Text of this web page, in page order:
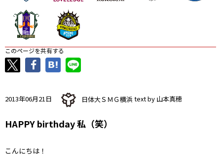
このページを共有する
2013年06月21日 日体大ＳＭＧ横浜 text by 山本真穂
HAPPY birthday 私（笑）
こんにちは！